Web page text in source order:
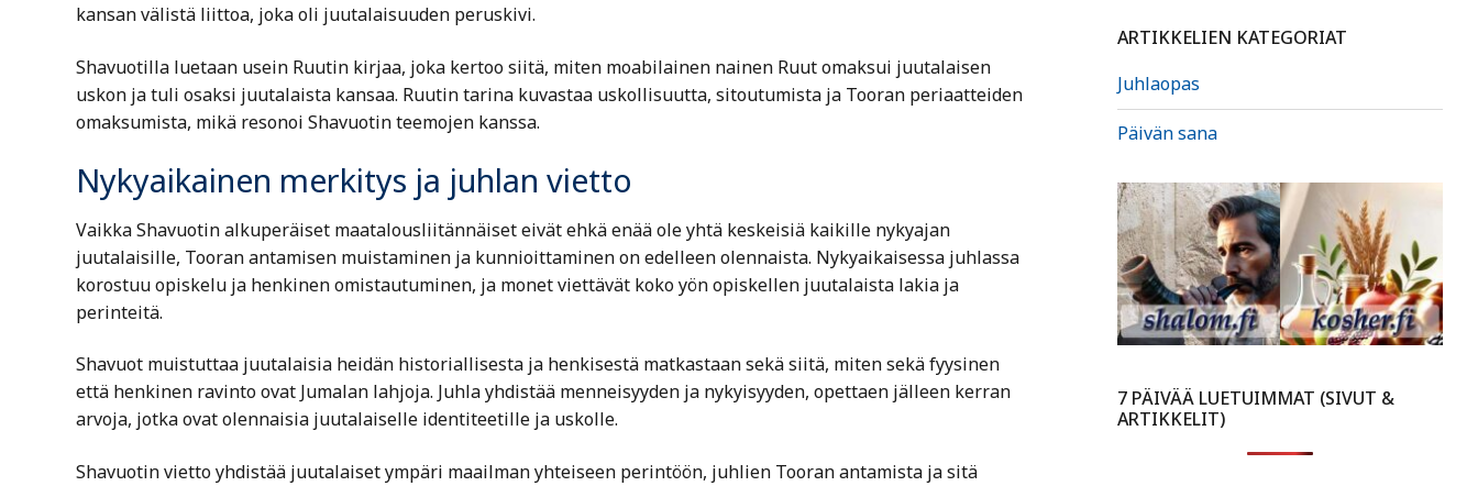
kansan välistä liittoa, joka oli juutalaisuuden peruskivi.
Shavuotilla luetaan usein Ruutin kirjaa, joka kertoo siitä, miten moabilainen nainen Ruut omaksui juutalaisen
uskon ja tuli osaksi juutalaista kansaa. Ruutin tarina kuvastaa uskollisuutta, sitoutumista ja Tooran periaatteiden
omaksumista, mikä resonoi Shavuotin teemojen kanssa.
Nykyaikainen merkitys ja juhlan vietto
Vaikka Shavuotin alkuperäiset maatalousliitännäiset eivät ehkä enää ole yhtä keskeisiä kaikille nykyajan
juutalaisille, Tooran antamisen muistaminen ja kunnioittaminen on edelleen olennaista. Nykyaikaisessa juhlassa
korostuu opiskelu ja henkinen omistautuminen, ja monet viettävät koko yön opiskellen juutalaista lakia ja
perinteitä.
Shavuot muistuttaa juutalaisia heidän historiallisesta ja henkisestä matkastaan sekä siitä, miten sekä fyysinen
että henkinen ravinto ovat Jumalan lahjoja. Juhla yhdistää menneisyyden ja nykyisyyden, opettaen jälleen kerran
arvoja, jotka ovat olennaisia juutalaiselle identiteetille ja uskolle.
Shavuotin vietto yhdistää juutalaiset ympäri maailman yhteiseen perintöön, juhlien Tooran antamista ja sitä
ARTIKKELIEN KATEGORIAT
Juhlaopas
Päivän sana
7 PÄIVÄÄ LUETUIMMAT (SIVUT &
ARTIKKELIT)